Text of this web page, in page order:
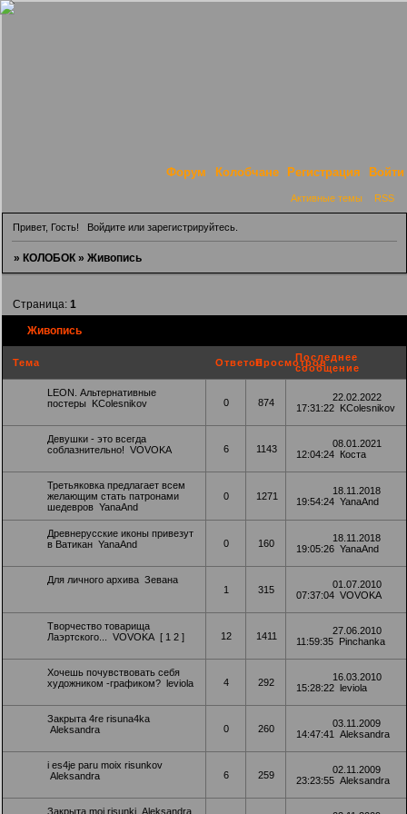
Форум Колобчане Регистрация Войти
Активные темы RSS
Привет, Гость! Войдитеили зарегистрируйтесь.
»КОЛОБОК »Живопись
Живопись
Страница:1
Тема ОтветовПросмотровПоследнее
сообщение
LEON. Альтернативные
постеры
KColesnikov 0 874
22.02.2022
17:31:22 KColesnikov
Девушки - это всегда
соблазнительно! VOVOKA 6 1143
08.01.2021
12:04:24 Коста
Третьяковка предлагает всем
желающим стать патронами
шедевров YanaAnd
0 1271
18.11.2018
19:54:24 YanaAnd
Древнерусские иконы привезут
в Ватикан YanaAnd 0 160
18.11.2018
19:05:26 YanaAnd
Для личного архива Зевана
1
315
01.07.2010
07:37:04 VOVOKA
Творчество товарища
Лаэртского...
VOVOKA [ 1 2 ] 12 1411
27.06.2010
11:59:35 Pinchanka
Хочешь почувствовать себя
художником -графиком? leviola 4 292
16.03.2010
15:28:22 leviola
Закрыта 4re risuna4ka
Aleksandra
0 260
03.11.2009
14:47:41
Aleksandra
i es4je paru moix risunkov
Aleksandra
6 259
02.11.2009
23:23:55 Aleksandra
Закрыта moi risunki Aleksandra